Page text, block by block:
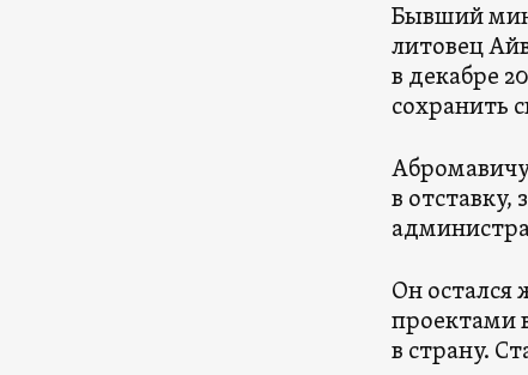
Бывший
литовец
в декабре
сохранить
в отставку,
Он остался
проектами
в страну.